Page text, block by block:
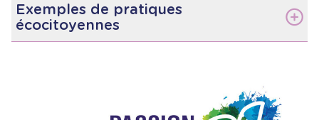
Exemples de pratiques
écocitoyennes
réduire notre consommation énergétique.
Sensibilisation écologique: des activités